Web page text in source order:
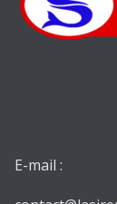
E-mail :